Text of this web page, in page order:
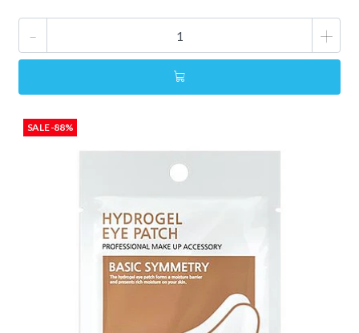
- +
SALE -88%